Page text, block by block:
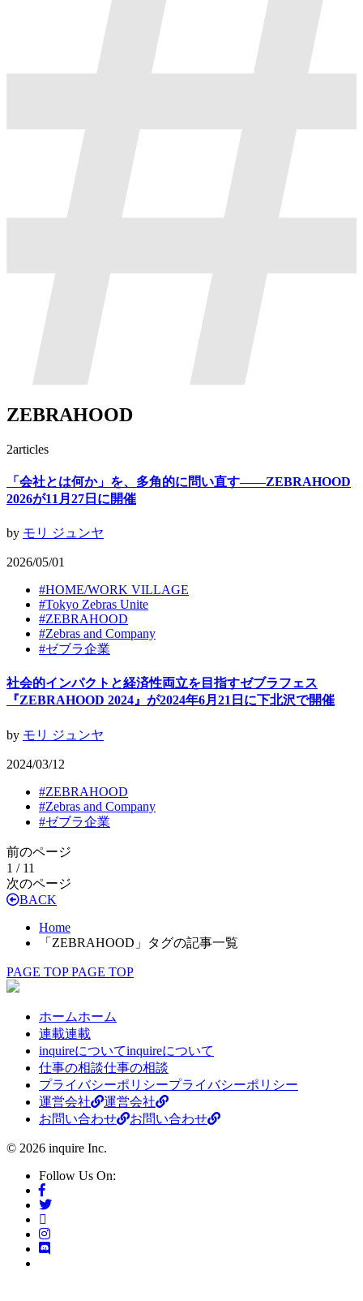
ZEBRAHOOD
2articles
「会社とは何か」を、多角的に問い直す——ZEBRAHOOD
2026が11月27日に開催
by モリ ジュンヤ
2026/05/01
#HOME/WORK VILLAGE
#Tokyo Zebras Unite
#ZEBRAHOOD
#Zebras and Company
#ゼブラ企業
社会的インパクトと経済性両立を目指すゼブラフェス
『ZEBRAHOOD 2024』が2024年6月21日に下北沢で開催
by モリ ジュンヤ
2024/03/12
#ZEBRAHOOD
#Zebras and Company
#ゼブラ企業
前のページ
1 / 11
次のページ
BACK
Home
「ZEBRAHOOD」タグの記事一覧
PAGE TOP PAGE TOP
ホームホーム
連載連載
inquireについてinquireについて
仕事の相談仕事の相談
プライバシーポリシープライバシーポリシー
運営会社
運営会社
お問い合わせ
お問い合わせ
© 2026 inquire Inc.
Follow Us On: